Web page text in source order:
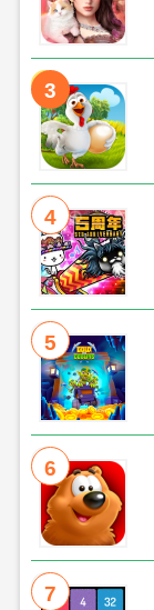
3
4
5
6
7